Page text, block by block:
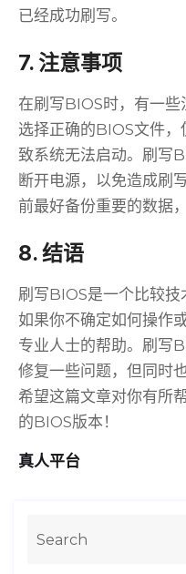
已经成功刷写。
7. 注意事项
在刷写BIOS时，有一
选择正确的BIOS文件
致系统无法启动。刷写
断开电源，以免造成刷
前最好备份重要的数据
8. 结语
刷写BIOS是一个比较技
如果你不确定如何操作
专业人士的帮助。刷写
修复一些问题，但同时
希望这篇文章对你有所
的BIOS版本！
真人平台